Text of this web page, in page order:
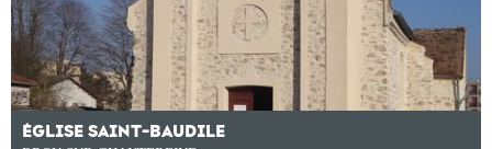
ÉGLISE SAINT-BAUDILE